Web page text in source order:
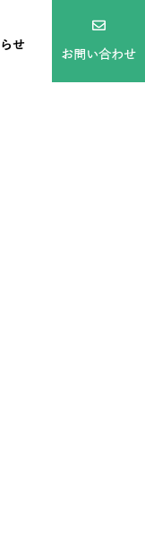
せ
お問い合わせ